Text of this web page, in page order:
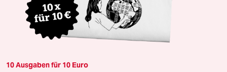
10 Ausgaben für 10 Euro